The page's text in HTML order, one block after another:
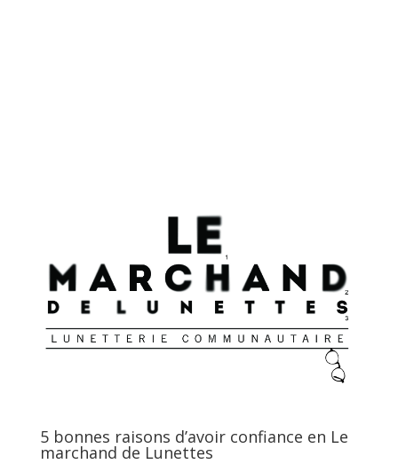
5 bonnes raisons d’avoir confiance en Le
marchand de Lunettes